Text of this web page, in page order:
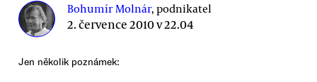
Bohumír Molnár, podnikatel
2. července 2010 v 22.04
Jen několik poznámek: